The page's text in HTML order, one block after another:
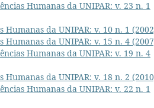
Humanas da UNIPAR: v. 23 n. 1
Humanas da UNIPAR: v. 10 n. 1
Humanas da UNIPAR: v. 15 n. 4
Humanas da UNIPAR: v. 19 n. 4
Humanas da UNIPAR: v. 18 n. 2
Humanas da UNIPAR: v. 22 n. 1